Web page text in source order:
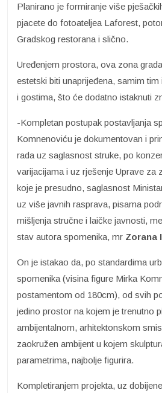
Planirano je formiranje više
pjacete do fotoateljea Laforest,
Gradskog restorana i slično.
Uređenjem prostora, ova zona
estetski biti unaprijeđena, samim
i gostima, što će dodatno istaknuti
-Kompletan postupak postavljanja
Komnenoviću je dokumentovan i
rada uz saglasnost struke, po
varijacijama i uz rješenje Uprave za
koje je presudno, saglasnost
uz više javnih rasprava, pisama
mišljenja stručne i laičke javnosti,
stav autora spomenika, mr Zorana
On je istakao da, po standardima
spomenika (visina figure Mirka
postamentom od 180cm), od svih
jedino prostor na kojem je trenutno
ambijentalnom, arhitektonskom
zaokružen ambijent u kojem
parametrima, najbolje figurira.
Kompletiranjem projekta, uz